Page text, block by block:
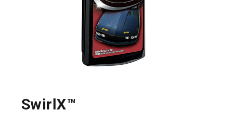
SwirlX™